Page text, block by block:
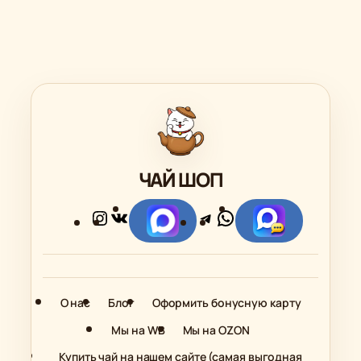
ЧАЙ ШОП
Instagram
ВКонтакте
Ссылка
Telegram
WhatsApp
Ссылка
О нас Блог
Оформить бонусную карту
Мы на WB
Мы на OZON
Купить чай на нашем сайте (самая выгодная